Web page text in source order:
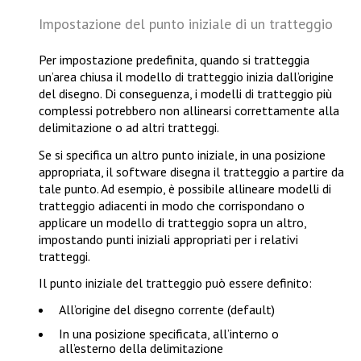
Impostazione del punto iniziale di un tratteggio
Per impostazione predefinita, quando si tratteggia
un’area chiusa il modello di tratteggio inizia dall’origine
del disegno. Di conseguenza, i modelli di tratteggio più
complessi potrebbero non allinearsi correttamente alla
delimitazione o ad altri tratteggi.
Se si specifica un altro punto iniziale, in una posizione
appropriata, il software disegna il tratteggio a partire da
tale punto. Ad esempio, è possibile allineare modelli di
tratteggio adiacenti in modo che corrispondano o
applicare un modello di tratteggio sopra un altro,
impostando punti iniziali appropriati per i relativi
tratteggi.
Il punto iniziale del tratteggio può essere definito:
All’origine del disegno corrente (default)
In una posizione specificata, all’interno o
all’esterno della delimitazione